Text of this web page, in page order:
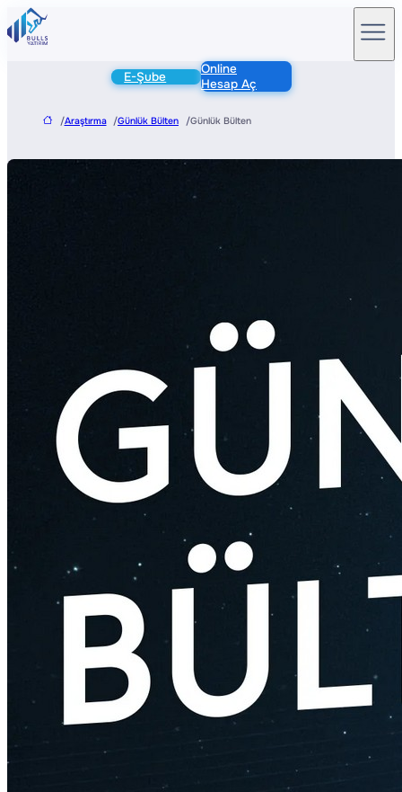
E-Şube
Online
Hesap Aç
/Araştırma /Günlük Bülten /Günlük Bülten